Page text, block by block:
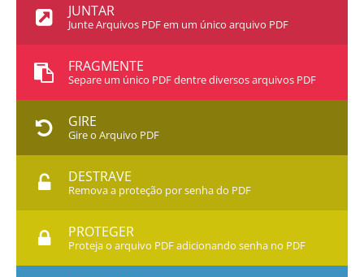
JUNTAR
Junte Arquivos PDF em um único arquivo PDF
FRAGMENTE
Separe um único PDF dentre diversos arquivos PDF
GIRE
Gire o Arquivo PDF
DESTRAVE
Remova a proteção por senha do PDF
PROTEGER
Proteja o arquivo PDF adicionando senha no PDF